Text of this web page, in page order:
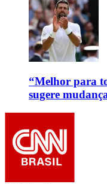
“Melhor para
sugere